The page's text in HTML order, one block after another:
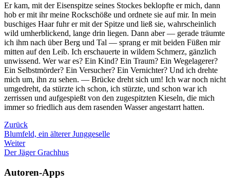
Er kam, mit der Eisenspitze seines Stockes beklopfte er mich, dann
hob er mit ihr meine Rockschöße und ordnete sie auf mir. In mein
buschiges Haar fuhr er mit der Spitze und ließ sie, wahrscheinlich
wild umherblickend, lange drin liegen. Dann aber — gerade träumte
ich ihm nach über Berg und Tal — sprang er mit beiden Füßen mir
mitten auf den Leib. Ich erschauerte in wildem Schmerz, gänzlich
unwissend. Wer war es? Ein Kind? Ein Traum? Ein Wegelagerer?
Ein Selbstmörder? Ein Versucher? Ein Vernichter? Und ich drehte
mich um, ihn zu sehen. — Brücke dreht sich um! Ich war noch nicht
umgedreht, da stürzte ich schon, ich stürzte, und schon war ich
zerrissen und aufgespießt von den zugespitzten Kieseln, die mich
immer so friedlich aus dem rasenden Wasser angestarrt hatten.
Zurück
Blumfeld, ein älterer Junggeselle
Weiter
Der Jäger Grachhus
Autoren-Apps